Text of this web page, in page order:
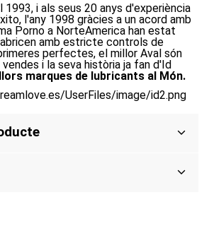
1993, i als seus 20 anys d'experiència
l'any 1998 gràcies a un acord amb
Porno a NorteAmerica han estat
amb estricte controls de
perfectes, el millor Aval són
i la seva història ja fan d'Id
marques de lubricants al Món.